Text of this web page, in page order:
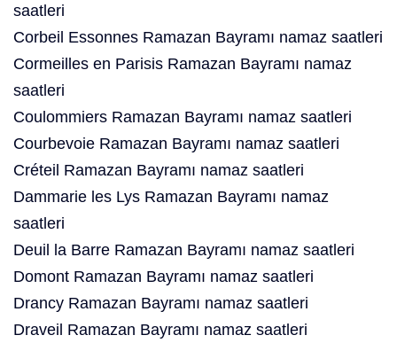
saatleri
Corbeil Essonnes Ramazan Bayramı namaz saatleri
Cormeilles en Parisis Ramazan Bayramı namaz
saatleri
Coulommiers Ramazan Bayramı namaz saatleri
Courbevoie Ramazan Bayramı namaz saatleri
Créteil Ramazan Bayramı namaz saatleri
Dammarie les Lys Ramazan Bayramı namaz
saatleri
Deuil la Barre Ramazan Bayramı namaz saatleri
Domont Ramazan Bayramı namaz saatleri
Drancy Ramazan Bayramı namaz saatleri
Draveil Ramazan Bayramı namaz saatleri